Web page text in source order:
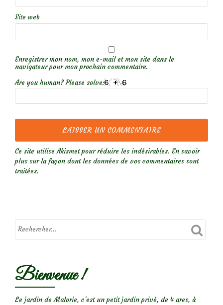
Site web
Enregistrer mon nom, mon e-mail et mon site dans le
navigateur pour mon prochain commentaire.
Are you human? Please solve:
Ce site utilise Akismet pour réduire les indésirables. En savoir
plus sur la façon dont les données de vos commentaires sont
traitées.
Bienvenue !
Le jardin de Malorie, c'est un petit jardin privé, de 4 ares, à